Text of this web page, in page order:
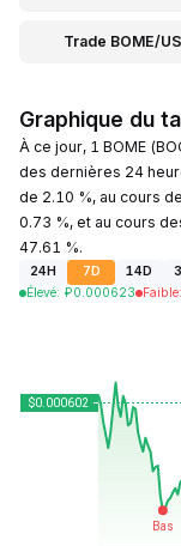
Trade BOME/
Graphique du
À ce jour, 1 BOME
des dernières 24
de 2.10 %, au cours
0.73 %, et au cours
47.61 %.
24H 7D 14D
Élevé: ₽0.000623 Faible:
Dernière mise à jour :